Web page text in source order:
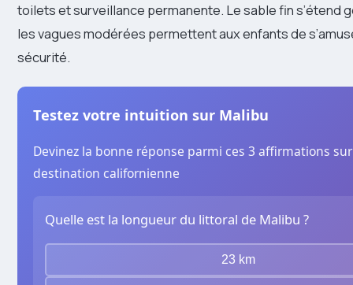
toilets et surveillance permanente. Le sable fin s’étend
les vagues modérées permettent aux enfants de
sécurité.
Testez votre intuition sur Malibu
Devinez la bonne réponse parmi ces 3 affirmations
destination californienne
Quelle est la longueur du littoral de Malibu ?
23 km